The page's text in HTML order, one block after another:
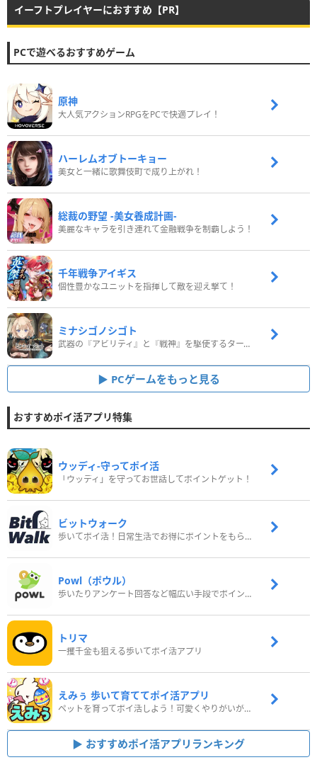
イーフトプレイヤーにおすすめ【PR】
PCで遊べるおすすめゲーム
原神
大人気アクションRPGをPCで快適プレイ！
ハーレムオブトーキョー
美女と一緒に歌舞伎町で成り上がれ！
総裁の野望 -美女養成計画-
美麗なキャラを引き連れて金融戦争を制覇しよう！
千年戦争アイギス
個性豊かなユニットを指揮して敵を迎え撃て！
ミナシゴノシゴト
武器の『アビリティ』と『戦神』を駆使するターン制コマンドバトルRPG！
PCゲームをもっと見る
おすすめポイ活アプリ特集
ウッディ‐守ってポイ活
「ウッディ」を守ってお世話してポイントゲット！
ビットウォーク
歩いてポイ活！日常生活でお得にポイントをもらおう
Powl（ポウル）
歩いたりアンケート回答など幅広い手段でポイントをゲット
トリマ
一攫千金も狙える歩いてポイ活アプリ
えみぅ 歩いて育ててポイ活アプリ
ペットを育ってポイ活しよう！可愛くやりがいがある新感覚アプリ
おすすめポイ活アプリランキング